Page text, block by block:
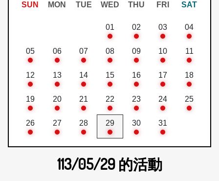
SUN MON TUE WED THU FRI SAT
01 02 03 04
05 06 07 08 09 10 11
12 13 14 15 16 17 18
19 20 21 22 23 24 25
26 27 28 29 30 31
113/05/29 的活動